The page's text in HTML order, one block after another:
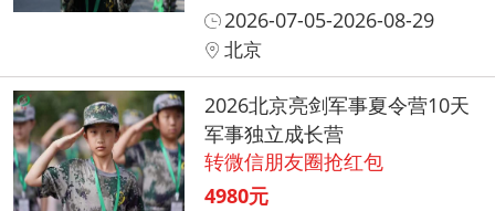
2026-07-05-2026-08-29
北京
2026北京亮剑军事夏令营10天
军事独立成长营
转微信朋友圈抢红包
4980元